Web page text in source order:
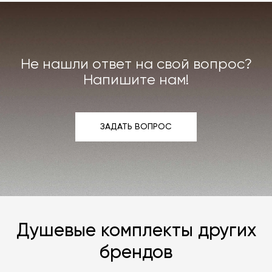
Не нашли ответ на свой вопрос?
Напишите нам!
ЗАДАТЬ ВОПРОС
Душевые комплекты других
брендов